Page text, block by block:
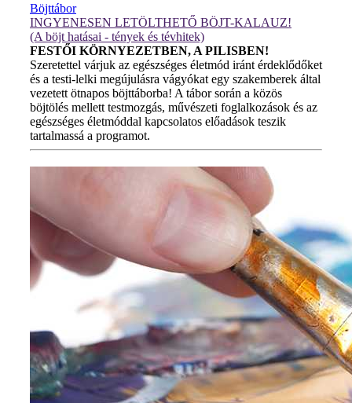
Böjttábor
INGYENESEN LETÖLTHETŐ BÖJT-KALAUZ!
(A böjt hatásai - tények és tévhitek)
FESTŐI KÖRNYEZETBEN, A PILISBEN!
Szeretettel várjuk az egészséges életmód iránt érdeklődőket
és a testi-lelki megújulásra vágyókat egy szakemberek által
vezetett ötnapos böjttáborba! A tábor során a közös
böjtölés mellett testmozgás, művészeti foglalkozások és az
egészséges életmóddal kapcsolatos előadások teszik
tartalmassá a programot.